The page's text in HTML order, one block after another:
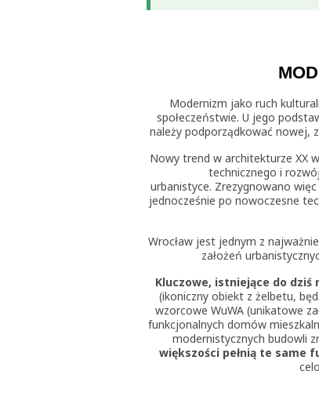
Modernizm jako ruch
społeczeństwie. U jego
należy podporządkować nowej,
Nowy trend w architekturze XX
technicznego i
urbanistyce. Zrezygnowano
jednocześnie po nowoczesne
Wrocław jest jednym z
założeń
Kluczowe, istniejące do dziś
(ikoniczny obiekt z żelbetu,
wzorcowe WuWA (unikatowe
funkcjonalnych domów
modernistycznych budowli
większości pełnią te same